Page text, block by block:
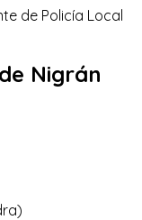
Nigrán